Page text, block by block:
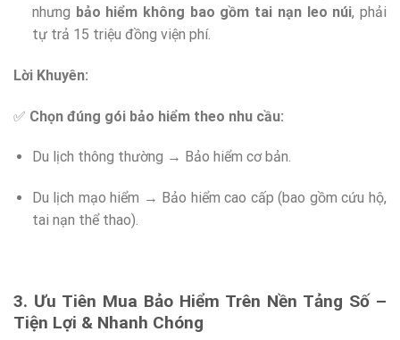
nhưng bảo hiểm không bao gồm tai nạn leo núi, phải
tự trả 15 triệu đồng viện phí.
Lời Khuyên:
✅ Chọn đúng gói bảo hiểm theo nhu cầu:
Du lịch thông thường → Bảo hiểm cơ bản.
Du lịch mạo hiểm → Bảo hiểm cao cấp (bao gồm cứu hộ,
tai nạn thể thao).
3. Ưu Tiên Mua Bảo Hiểm Trên Nền Tảng Số –
Tiện Lợi & Nhanh Chóng